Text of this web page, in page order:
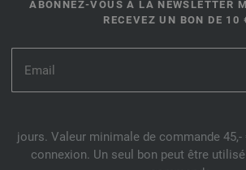
ABONNEZ-VOUS À LA NEWSLETTER
RECEVEZ UN BON DE 10
jours. Valeur minimale de commande 45,-
connexion. Un seul bon peut être